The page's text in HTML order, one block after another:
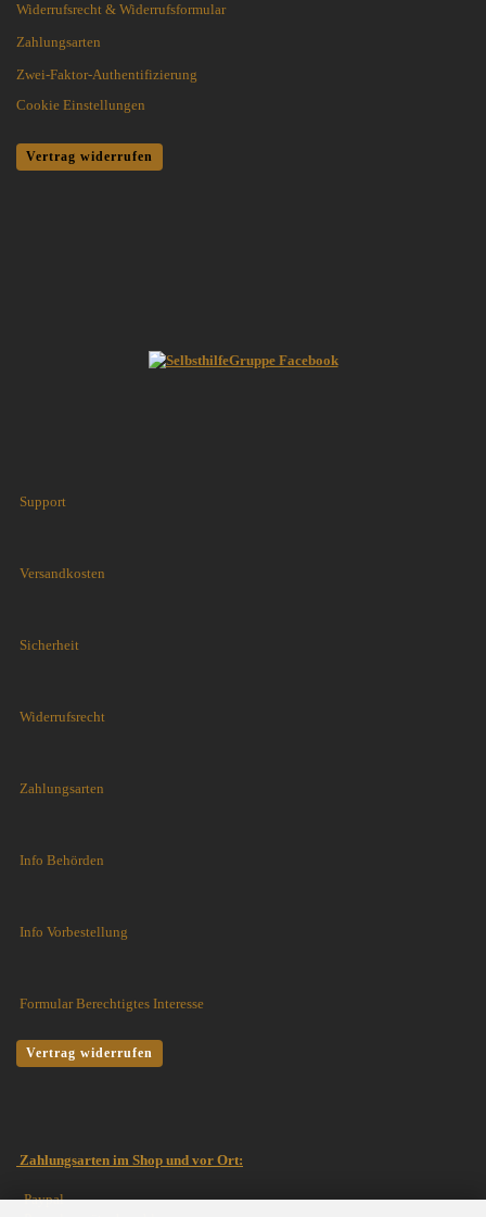
Widerrufsrecht & Widerrufsformular
Zahlungsarten
Zwei-Faktor-Authentifizierung
Cookie Einstellungen
Vertrag widerrufen
Support
Versandkosten
Sicherheit
Widerrufsrecht
Zahlungsarten
Info Behörden
Info Vorbestellung
Formular Berechtigtes Interesse
Vertrag widerrufen
Zahlungsarten im Shop und vor Ort:
- Paypal